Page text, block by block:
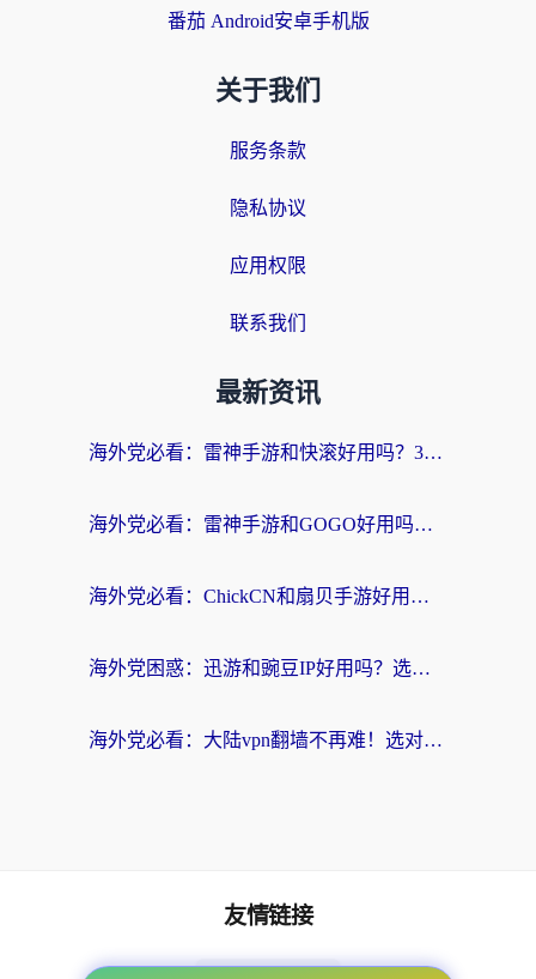
番茄 Android安卓手机版
关于我们
服务条款
隐私协议
应用权限
联系我们
最新资讯
海外党必看：雷神手游和快滚好用吗？3步选对回国加速器无缝刷国内资源
海外党必看：雷神手游和GOGO好用吗？3步选对回国加速器，无缝刷剧玩原神
海外党必看：ChickCN和扇贝手游好用吗？3步选对回国加速器无缝刷国内资源
海外党困惑：迅游和豌豆IP好用吗？选对回国加速器，刷剧游戏再也不卡
海外党必看：大陆vpn翻墙不再难！选对加速器，无缝刷国内资源
友情链接